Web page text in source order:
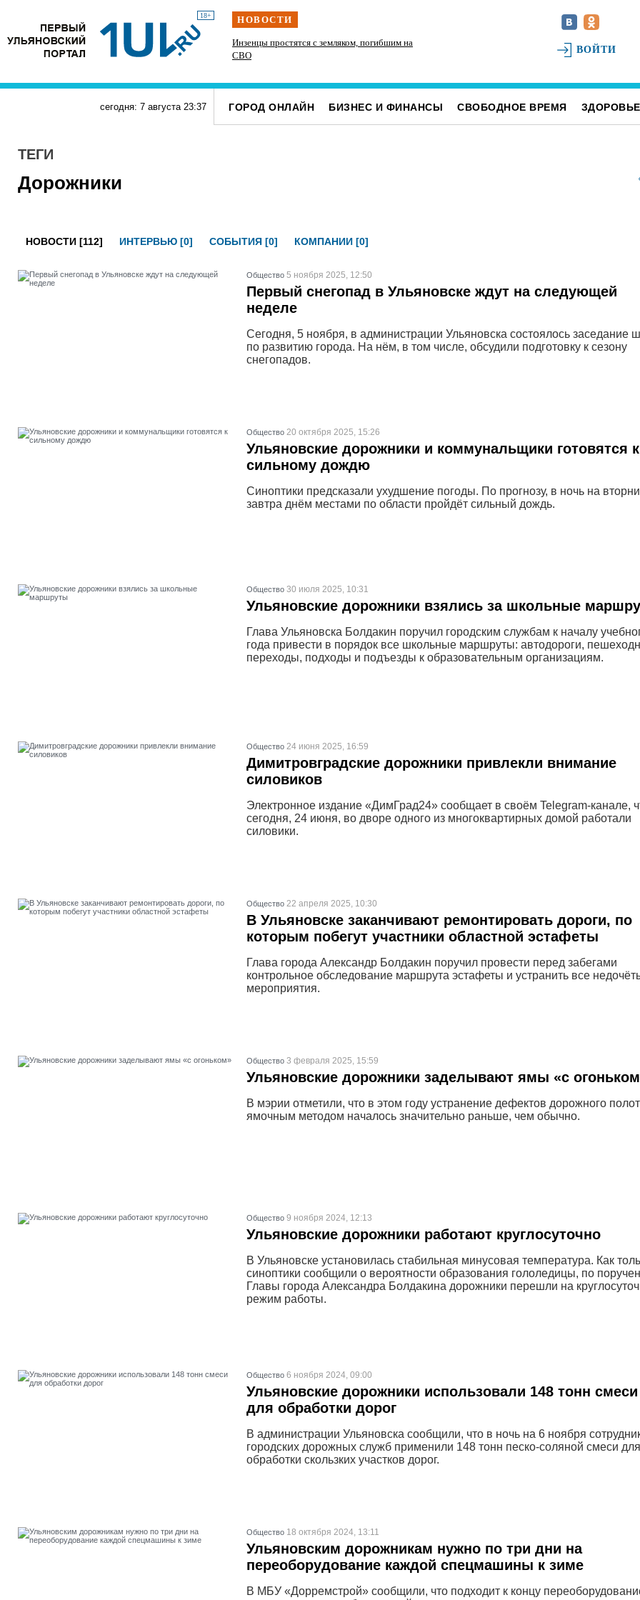
18+ НОВОСТИ
На ульяновской трассе «Хонда» врезалась в фуру
во время разворота
Инзенцы простятся с земляком, погибшим на
СВО
На улице Локомотивной в пятницу отключат
ВОЙТИ
сегодня: 7 августа 23:37 ГОРОД ОНЛАЙН БИЗНЕС И ФИНАНСЫ СВОБОДНОЕ ВРЕМЯ ЗДОРОВЬЕ
ТЕГИ
Дорожники
НОВОСТИ [112] ИНТЕРВЬЮ [0] СОБЫТИЯ [0] КОМПАНИИ [0]
Общество 5 ноября 2025, 12:50
Первый снегопад в Ульяновске ждут на следующей
неделе
Сегодня, 5 ноября, в администрации Ульяновска состоялось заседание
по развитию города. На нём, в том числе, обсудили подготовку к сезону
снегопадов.
Общество 20 октября 2025, 15:26
Ульяновские дорожники и коммунальщики готовятся к
сильному дождю
Синоптики предсказали ухудшение погоды. По прогнозу, в ночь на
завтра днём местами по области пройдёт сильный дождь.
Общество 30 июля 2025, 10:31
Ульяновские дорожники взялись за школьные
Глава Ульяновска Болдакин поручил городским службам к началу
года привести в порядок все школьные маршруты: автодороги,
переходы, подходы и подъезды к образовательным организациям.
Общество 24 июня 2025, 16:59
Димитровградские дорожники привлекли внимание
силовиков
Электронное издание «ДимГрад24» сообщает в своём Telegram-канале,
сегодня, 24 июня, во дворе одного из многоквартирных домой работали
силовики.
Общество 22 апреля 2025, 10:30
В Ульяновске заканчивают ремонтировать дороги, по
которым побегут участники областной эстафеты
Глава города Александр Болдакин поручил провести перед забегами
контрольное обследование маршрута эстафеты и устранить все
мероприятия.
Общество 3 февраля 2025, 15:59
Ульяновские дорожники заделывают ямы «с
В мэрии отметили, что в этом году устранение дефектов дорожного
ямочным методом началось значительно раньше, чем обычно.
Общество 9 ноября 2024, 12:13
Ульяновские дорожники работают круглосуточно
В Ульяновске установилась стабильная минусовая температура. Как
синоптики сообщили о вероятности образования гололедицы, по
Главы города Александра Болдакина дорожники перешли на
режим работы.
Общество 6 ноября 2024, 09:00
Ульяновские дорожники использовали 148 тонн смеси
для обработки дорог
В администрации Ульяновска сообщили, что в ночь на 6 ноября
городских дорожных служб применили 148 тонн песко-соляной смеси для
обработки скользких участков дорог.
Общество 18 октября 2024, 13:11
Ульяновским дорожникам нужно по три дни на
переоборудование каждой спецмашины к зиме
В МБУ «Дорремстрой» сообщили, что подходит к концу